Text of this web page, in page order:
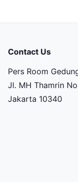
Contact Us
Pers Room
Jl. MH Thamrin
Jakarta 10340